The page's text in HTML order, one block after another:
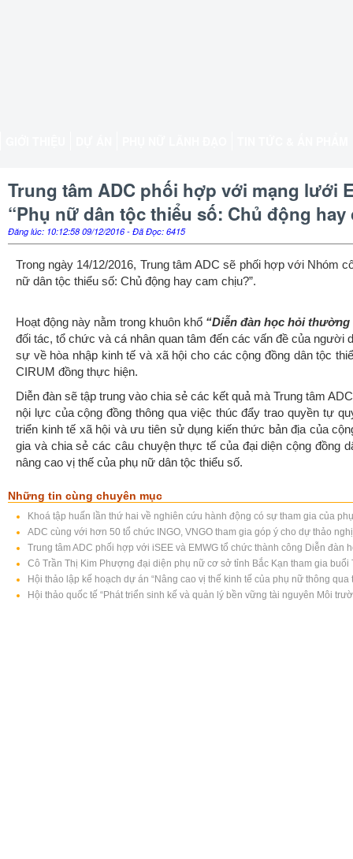
Trung tâm ADC phối hợp với mạng lưới
“Phụ nữ dân tộc thiểu số: Chủ động hay
Đăng lúc: 10:12:58 09/12/2016 - Đã Đọc: 6415
Trong ngày 14/12/2016, Trung tâm ADC sẽ phối hợp với Nhóm
nữ dân tộc thiểu số: Chủ động hay cam chịu?”.
Hoạt động này nằm trong khuôn khổ “Diễn đàn học hỏi
đối tác, tổ chức và cá nhân quan tâm đến các vấn đề của người
sự về hòa nhập kinh tế và xã hội cho các cộng đồng dân tộc
CIRUM đồng thực hiện.
Diễn đàn sẽ tập trung vào chia sẻ các kết quả mà Trung tâm
nội lực của cộng đồng thông qua việc thúc đẩy trao quyền tự
triển kinh tế xã hội và ưu tiên sử dụng kiến thức bản địa của
gia và chia sẻ các câu chuyện thực tế của đại diện cộng đồng
nâng cao vị thế của phụ nữ dân tộc thiểu số.
Những tin cùng chuyên mục
Khoá tập huấn lần thứ hai về nghiên cứu hành động có sự tham gia của
ADC cùng với hơn 50 tổ chức INGO, VNGO tham gia góp ý cho dự thảo
Trung tâm ADC phối hợp với iSEE và EMWG tổ chức thành công Diễn đàn
Cô Trần Thị Kim Phượng đại diện phụ nữ cơ sở tỉnh Bắc Kạn tham gia
Hội thảo lập kế hoạch dự án “Nâng cao vị thế kinh tế của phụ nữ thông
Hội thảo quốc tế “Phát triển sinh kế và quản lý bền vững tài nguyên Môi